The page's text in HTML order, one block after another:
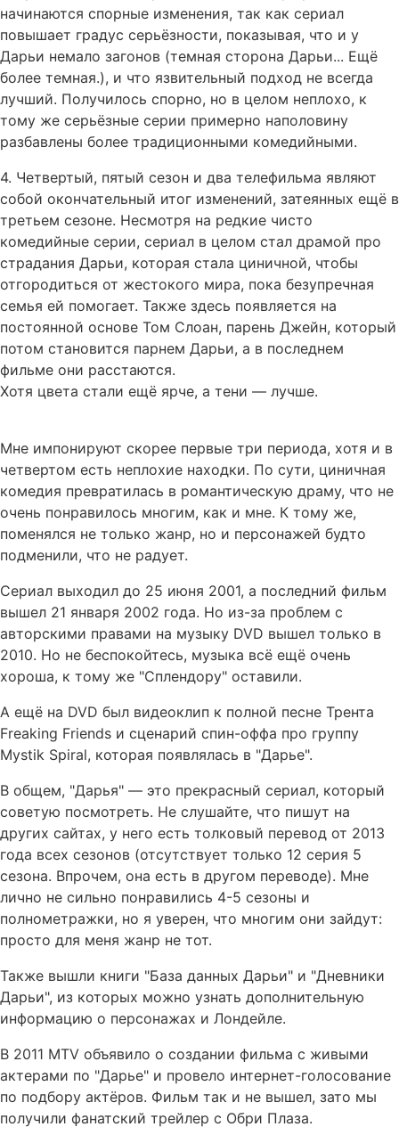
начинаются спорные изменения, так как сериал
повышает градус серьёзности, показывая, что и у
Дарьи немало загонов (темная сторона Дарьи... Ещё
более темная.), и что язвительный подход не всегда
лучший. Получилось спорно, но в целом неплохо, к
тому же серьёзные серии примерно наполовину
разбавлены более традиционными комедийными.
4. Четвертый, пятый сезон и два телефильма являют
собой окончательный итог изменений, затеянных ещё в
третьем сезоне. Несмотря на редкие чисто
комедийные серии, сериал в целом стал драмой про
страдания Дарьи, которая стала циничной, чтобы
отгородиться от жестокого мира, пока безупречная
семья ей помогает. Также здесь появляется на
постоянной основе Том Слоан, парень Джейн, который
потом становится парнем Дарьи, а в последнем
фильме они расстаются.
Хотя цвета стали ещё ярче, а тени — лучше.
Мне импонируют скорее первые три периода, хотя и в
четвертом есть неплохие находки. По сути, циничная
комедия превратилась в романтическую драму, что не
очень понравилось многим, как и мне. К тому же,
поменялся не только жанр, но и персонажей будто
подменили, что не радует.
Сериал выходил до 25 июня 2001, а последний фильм
вышел 21 января 2002 года. Но из-за проблем с
авторскими правами на музыку DVD вышел только в
2010. Но не беспокойтесь, музыка всё ещё очень
хороша, к тому же "Сплендору" оставили.
А ещё на DVD был видеоклип к полной песне Трента
Freaking Friends и сценарий спин-оффа про группу
Mystik Spiral, которая появлялась в "Дарье".
В общем, "Дарья" — это прекрасный сериал, который
советую посмотреть. Не слушайте, что пишут на
других сайтах, у него есть толковый перевод от 2013
года всех сезонов (отсутствует только 12 серия 5
сезона. Впрочем, она есть в другом переводе). Мне
лично не сильно понравились 4-5 сезоны и
полнометражки, но я уверен, что многим они зайдут:
просто для меня жанр не тот.
Также вышли книги "База данных Дарьи" и "Дневники
Дарьи", из которых можно узнать дополнительную
информацию о персонажах и Лондейле.
В 2011 MTV объявило о создании фильма с живыми
актерами по "Дарье" и провело интернет-голосование
по подбору актёров. Фильм так и не вышел, зато мы
получили фанатский трейлер с Обри Плаза.